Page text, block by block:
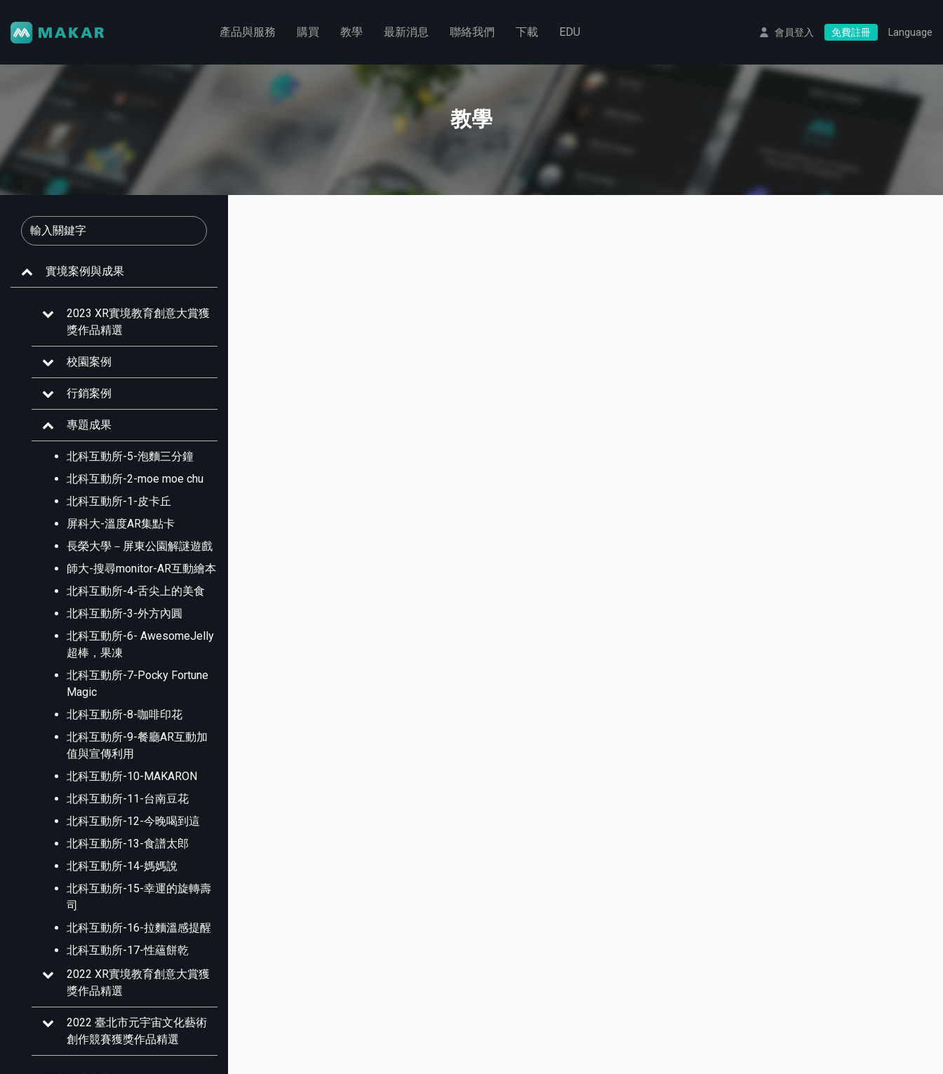
產品與服務 購買 教學 最新消息 聯絡我們 下載 EDU 會員登入 免費註冊 Language
教學
實境案例與成果
2023 XR實境教育創意大賞獲
獎作品精選
校園案例
行銷案例
專題成果
北科互動所-5-泡麵三分鐘
北科互動所-2-moe moe chu
北科互動所-1-皮卡丘
屏科大-溫度AR集點卡
長榮大學－屏東公園解謎遊戲
師大-搜尋monitor-AR互動繪本
北科互動所-4-舌尖上的美食
北科互動所-3-外方內圓
北科互動所-6- AwesomeJelly
超棒，果凍
北科互動所-7-Pocky Fortune
Magic
北科互動所-8-咖啡印花
北科互動所-9-餐廳AR互動加
值與宣傳利用
北科互動所-10-MAKARON
北科互動所-11-台南豆花
北科互動所-12-今晚喝到這
北科互動所-13-食譜太郎
北科互動所-14-媽媽說
北科互動所-15-幸運的旋轉壽
司
北科互動所-16-拉麵溫感提醒
北科互動所-17-性蘊餅乾
2022 XR實境教育創意大賞獲
獎作品精選
2022 臺北市元宇宙文化藝術
創作競賽獲獎作品精選